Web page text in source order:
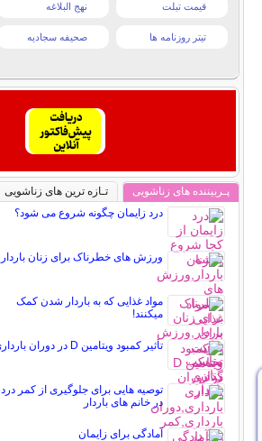
قیمت تبلت نهج البلاغه
تیتر روزنامه ها صحیفه سجادیه
پـربیننده های زناشویی
تـازه ترین های زناشویی
درد زایمان چگونه شروع می شود؟
ورزش های خطرناک برای زنان باردار
مواد غذایی که به باردار شدن کمک
میکنند!
تأثیر کمبود ویتامین D در دوران بارداری
توصیه هایی برای جلوگیری از كمر درد
در خانم های باردار
آمادگی برای زایمان